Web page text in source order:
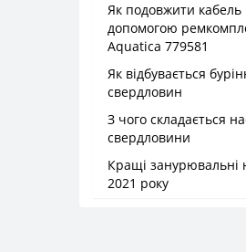
Як подовжити кабель
допомогою
Aquatica 779581
Як відбувається
свердловин
З чого складається
свердловини
Кращі занурювальні
2021 року